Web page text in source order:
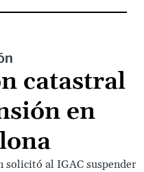
catastral
en
solicitó al IGAC suspender